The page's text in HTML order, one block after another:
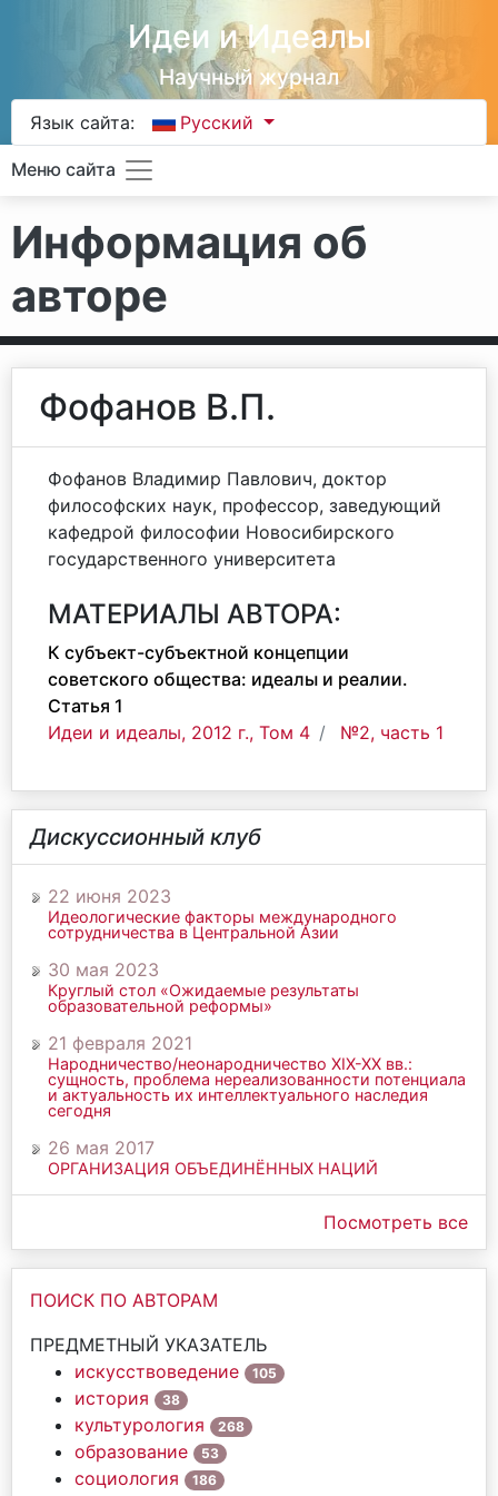
Идеи и Идеалы
Научный журнал
Язык сайта: Русский
Меню сайта
Информация об
авторе
Фофанов В.П.
Фофанов Владимир Павлович, доктор
философских наук, профессор, заведующий
кафедрой философии Новосибирского
государственного университета
МАТЕРИАЛЫ АВТОРА:
К субъект-субъектной концепции
советского общества: идеалы и реалии.
Статья 1
Идеи и идеалы, 2012 г., Том 4
№2, часть 1
Дискуссионный клуб
22 июня 2023
Идеологические факторы международного
сотрудничества в Центральной Азии
30 мая 2023
Круглый стол «Ожидаемые результаты
образовательной реформы»
21 февраля 2021
Народничество/неонародничество ХIХ-ХХ вв.:
сущность, проблема нереализованности потенциала
и актуальность их интеллектуального наследия
сегодня
26 мая 2017
ОРГАНИЗАЦИЯ ОБЪЕДИНЁННЫХ НАЦИЙ
Посмотреть все
ПОИСК ПО АВТОРАМ
ПРЕДМЕТНЫЙ УКАЗАТЕЛЬ
искусствоведение
105
история 38
культурология 268
образование 53
социология 186